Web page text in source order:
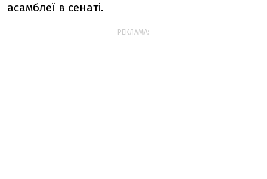
асамблеї в сенаті.
РЕКЛАМА: